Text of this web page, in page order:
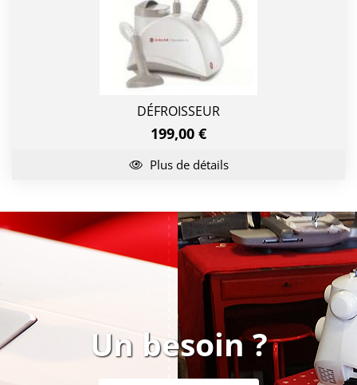
DÉFROISSEUR
199,00 €
Plus de détails
Un besoin ?